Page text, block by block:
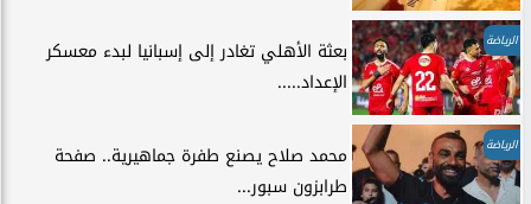
الرياضة
بعثة الأهلي تغادر إلى إسبانيا لبدء معسكر
الإعداد.....
الرياضة
محمد صلاح يصنع طفرة جماهيرية.. صفحة
طرابزون سبور...